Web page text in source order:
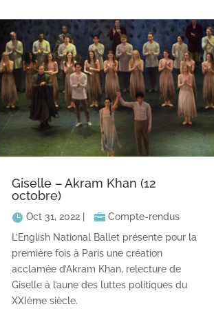
Giselle – Akram Khan (12
octobre)
Oct 31, 2022
Compte-rendus
L’English National Ballet présente pour la
première fois à Paris une création
acclamée d’Akram Khan, relecture de
Giselle à l’aune des luttes politiques du
XXIème siècle.